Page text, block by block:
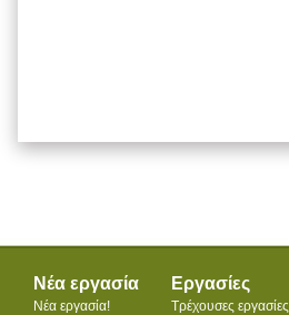
Νέα εργασία
Νέα εργασία!
Εργασίες
Τρέχουσες εργασίες